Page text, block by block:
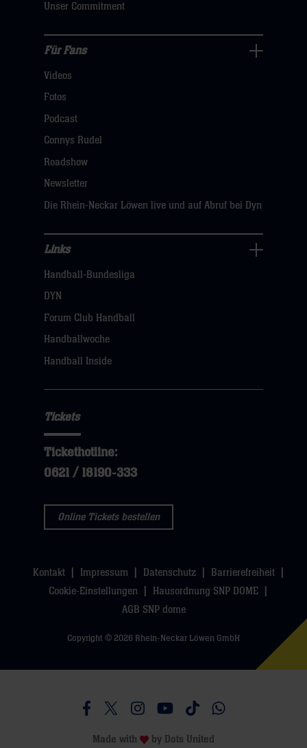
hier
Unser Commitment
Fans
Navigation
öffnen,
dann
hier
Für Fans
Videos
Fotos
Podcast
Connys Rudel
Roadshow
Newsletter
Die Rhein-Neckar Löwen live und auf Abruf bei Dyn
Navigation
öffnen,
dann
klicken
Links
Handball-Bundesliga
DYN
Forum Club Handball
Handballwoche
Handball Inside
Tickets
Tickethotline:
0621 / 18190-333
Online Tickets bestellen
Kontakt Impressum Datenschutz
Barrierefreiheit
Cookie-Einstellungen
Hausordnung SNP DOME
AGB SNP dome
Copyright © 2026 Rhein-Neckar Löwen GmbH
Besucht uns auf Facebook
Besucht uns auf Twitter
Besucht uns auf Instagram
Besucht uns auf Youtube
Besucht uns auf
Besucht uns auf
Made with by Dots United